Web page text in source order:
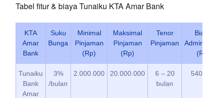
Tabel fitur & biaya Tunaiku KTA Amar Bank
KTA
Amar
Bank
Suku
Bunga
Minimal
Pinjaman
(Rp)
Maksimal
Pinjaman
(Rp)
Tenor
Pinjaman
Biaya
(Rp)
Tunaiku
Bank
Amar
3%
/bulan
2.000.000 20.000.000
6 – 20
bulan
540.000